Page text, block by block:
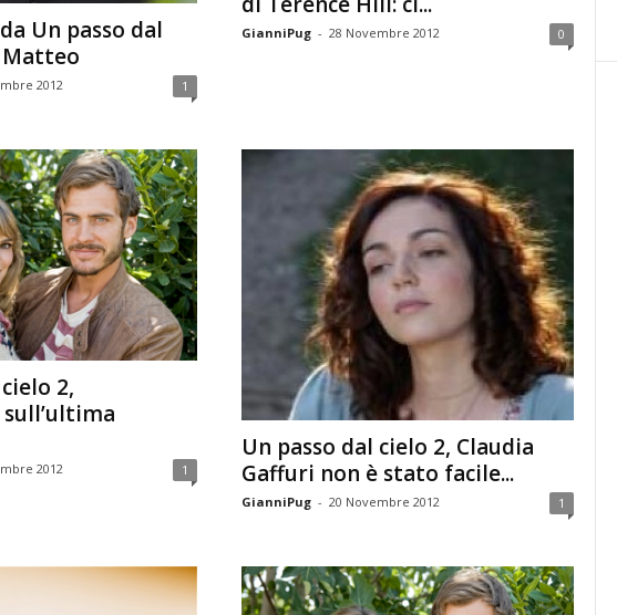
Un passo dal
Matteo
2012 1
GianniPug - 28 Novembre 2012 0
2,
2012 1
Un passo dal cielo 2, Claudia
Gaffuri non è stato facile...
GianniPug - 20 Novembre 2012 1